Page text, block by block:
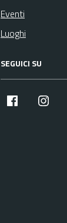
Eventi
Luoghi
SEGUICI SU
facebook